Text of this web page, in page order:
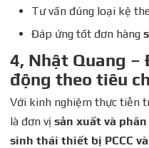
Tư vấn đúng loại kệ
Đáp ứng tốt đơn hàng
4, Nhật Quang –
động theo tiêu
Với kinh nghiệm thực tiễn
là đơn vị sản xuất và
sinh thái thiết bị PCCC